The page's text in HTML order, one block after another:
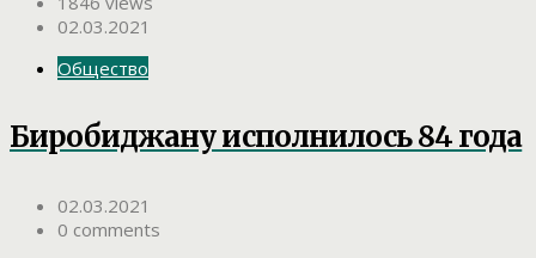
02.03.2021
Общество
Биробиджану исполнилось 84 года
02.03.2021
0 comments